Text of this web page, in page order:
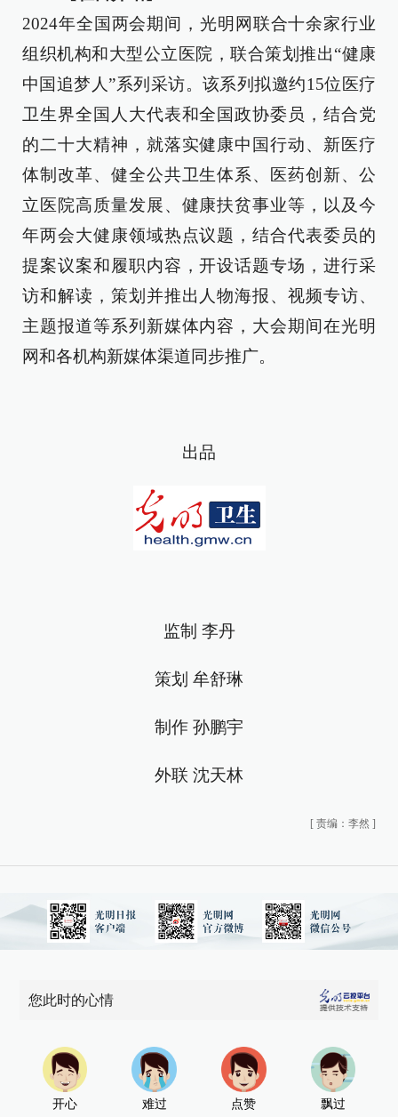
2024年全国两会期间，光明网联合十余家行业
组织机构和大型公立医院，联合策划推出“健康
中国追梦人”系列采访。该系列拟邀约15位医疗
卫生界全国人大代表和全国政协委员，结合党
的二十大精神，就落实健康中国行动、新医疗
体制改革、健全公共卫生体系、医药创新、公
立医院高质量发展、健康扶贫事业等，以及今
年两会大健康领域热点议题，结合代表委员的
提案议案和履职内容，开设话题专场，进行采
访和解读，策划并推出人物海报、视频专访、
主题报道等系列新媒体内容，大会期间在光明
网和各机构新媒体渠道同步推广。
出品
监制 李丹
策划 牟舒琳
制作 孙鹏宇
外联 沈天林
[ 责编：李然 ]
您此时的心情
开心 难过 点赞 飘过